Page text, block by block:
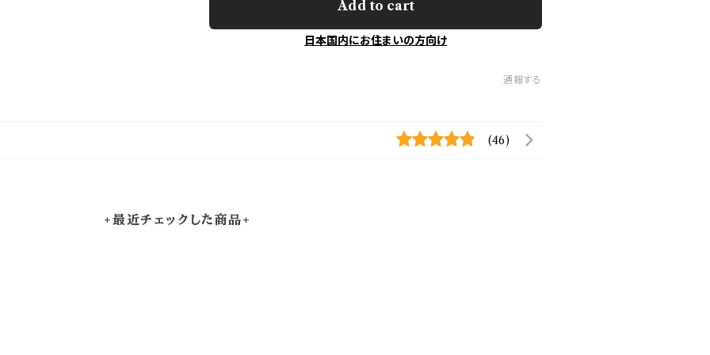
Add to cart
日本国内にお住まいの方向け
通報する
(46)
+最近チェックした商品+